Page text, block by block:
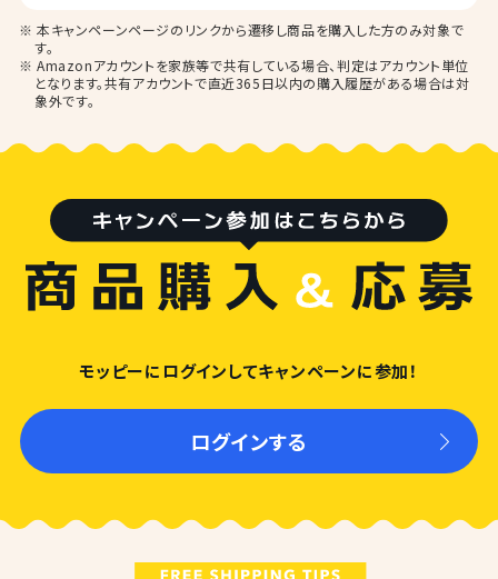
※ 本キャンペーンページのリンクから遷移し商品を購入した方のみ対象で
す。
※ Amazonアカウントを家族等で共有している場合、判定はアカウント単位
となります。共有アカウントで直近365日以内の購入履歴がある場合は対
象外です。
モッピーにログインしてキャンペーンに参加！
ログインする